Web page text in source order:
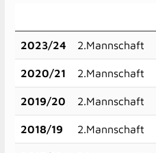
2023/24 2.Mannschaft
2020/21 2.Mannschaft
2019/20 2.Mannschaft
2018/19 2.Mannschaft